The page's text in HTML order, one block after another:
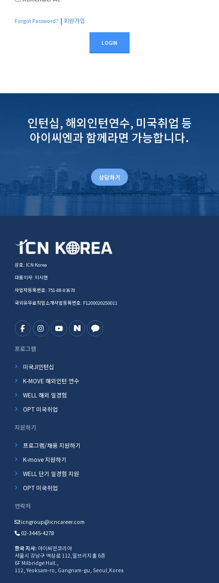
Forgot Password? | 회원가입
LOGIN
인턴십, 해외인턴연수, 미국취업 등
아이씨엔과 함께라면 가능합니다.
상담하기
상호: ICN Korea
대표이사: 이시현
사업자등록번호: 751-88-03670
국외유무료직업소개사업등록번호: F1200020250011
프로그램
미국JI인턴십
K-MOVE 해외인턴 연수
WELL 해외 일경험
OPT 미국취업
지원하기
프로그램/채용 지원하기
K-move 지원하기
WELL 단기 일경험 지원
OPT 미국취업
연락처
icngroup@icncareer.com
02-3445-4278
한국 지사: 아이씨엔코리아
서울시 강남구 역삼로 112,밀브리지홀 6층
6F Milbridge Hall.,
112, Yeoksam-ro, Gangnam-gu, Seoul,Korea